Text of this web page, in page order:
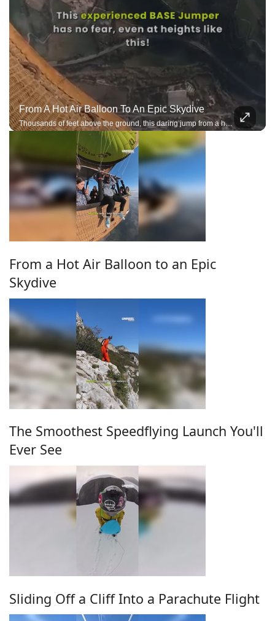
From A Hot Air Balloon To An Epic Skydive
Thousands of feet above the ground, this daring jump from a hot air balloon delivers pure adrenaline and stunning aerial scenery.
From a Hot Air Balloon to an Epic
Skydive
The Smoothest Speedflying Launch You'll
Ever See
Sliding Off a Cliff Into a Parachute Flight